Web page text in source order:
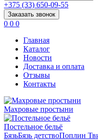
+375 (33) 650-09-55
Заказать звонок
0 0 0
Главная
Каталог
Новости
Доставка и оплата
Отзывы
Контакты
Махровые простыни
Постельное бельё
БязьБязь детствоПоплин